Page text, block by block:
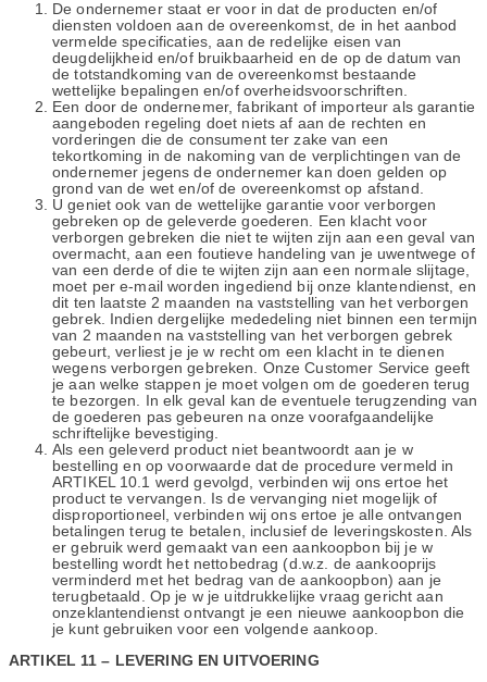
De ondernemer staat er voor in dat de producten en/of
diensten voldoen aan de overeenkomst, de in het aanbod
vermelde specificaties, aan de redelijke eisen van
deugdelijkheid en/of bruikbaarheid en de op de datum van
de totstandkoming van de overeenkomst bestaande
wettelijke bepalingen en/of overheidsvoorschriften.
Een door de ondernemer, fabrikant of importeur als garantie
aangeboden regeling doet niets af aan de rechten en
vorderingen die de consument ter zake van een
tekortkoming in de nakoming van de verplichtingen van de
ondernemer jegens de ondernemer kan doen gelden op
grond van de wet en/of de overeenkomst op afstand.
U geniet ook van de wettelijke garantie voor verborgen
gebreken op de geleverde goederen. Een klacht voor
verborgen gebreken die niet te wijten zijn aan een geval van
overmacht, aan een foutieve handeling van je uwentwege of
van een derde of die te wijten zijn aan een normale slijtage,
moet per e-mail worden ingediend bij onze klantendienst, en
dit ten laatste 2 maanden na vaststelling van het verborgen
gebrek. Indien dergelijke mededeling niet binnen een termijn
van 2 maanden na vaststelling van het verborgen gebrek
gebeurt, verliest je je w recht om een klacht in te dienen
wegens verborgen gebreken. Onze Customer Service geeft
je aan welke stappen je moet volgen om de goederen terug
te bezorgen. In elk geval kan de eventuele terugzending van
de goederen pas gebeuren na onze voorafgaandelijke
schriftelijke bevestiging.
Als een geleverd product niet beantwoordt aan je w
bestelling en op voorwaarde dat de procedure vermeld in
ARTIKEL 10.1 werd gevolgd, verbinden wij ons ertoe het
product te vervangen. Is de vervanging niet mogelijk of
disproportioneel, verbinden wij ons ertoe je alle ontvangen
betalingen terug te betalen, inclusief de leveringskosten. Als
er gebruik werd gemaakt van een aankoopbon bij je w
bestelling wordt het nettobedrag (d.w.z. de aankooprijs
verminderd met het bedrag van de aankoopbon) aan je
terugbetaald. Op je w je uitdrukkelijke vraag gericht aan
onzeklantendienst ontvangt je een nieuwe aankoopbon die
je kunt gebruiken voor een volgende aankoop.
ARTIKEL 11 – LEVERING EN UITVOERING